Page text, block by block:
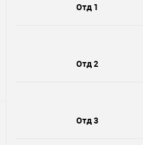
Отд 1
Отд 2
Отд 3